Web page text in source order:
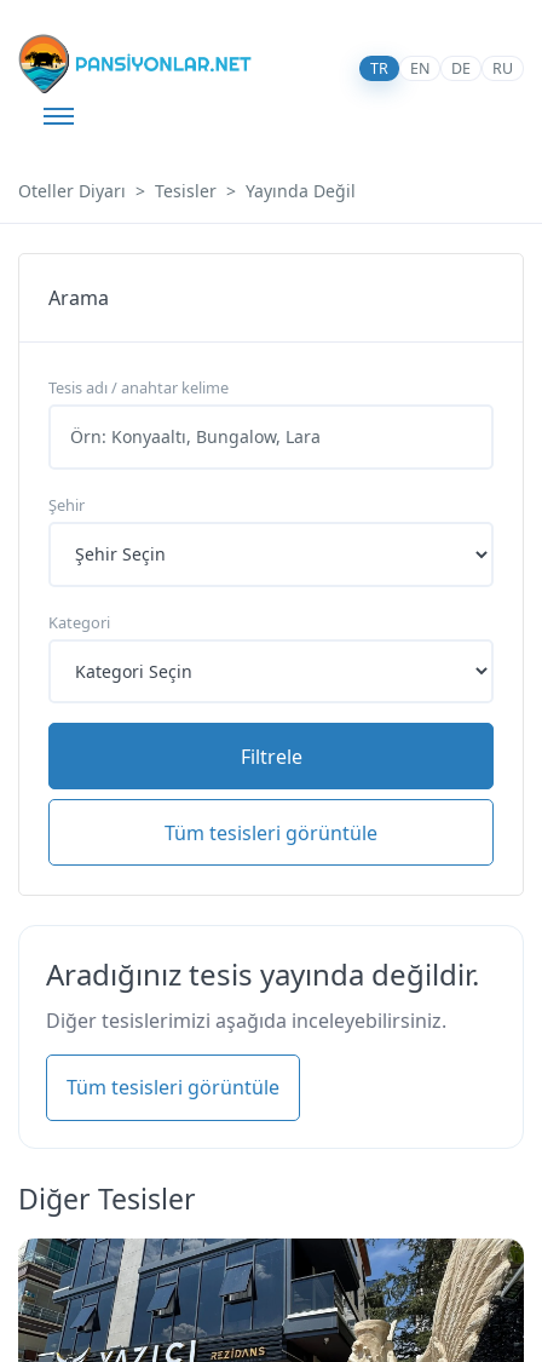
TR EN DE RU
Oteller Diyarı Tesisler Yayında Değil
Arama
Tesis adı / anahtar kelime
Şehir
Kategori
Filtrele
Tüm tesisleri görüntüle
Aradığınız tesis yayında değildir.
Diğer tesislerimizi aşağıda inceleyebilirsiniz.
Tüm tesisleri görüntüle
Diğer Tesisler